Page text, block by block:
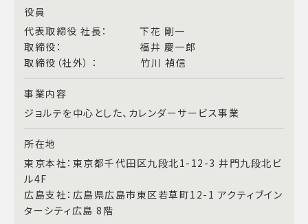
役員
代表取締役 社長： 下花 剛一
取締役： 福井 慶一郎
取締役（社外） ： 竹川 禎信
事業内容
ジョルテを中心とした、カレンダーサービス事業
所在地
東京本社：東京都千代田区九段北1-12-3 井門九段北ビ
ル4F
広島支社：広島県広島市東区若草町12-1 アクティブイン
ターシティ広島 8階